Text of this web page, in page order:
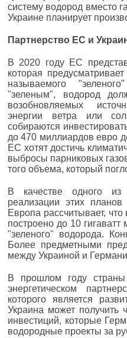
систему водород вместо
Украине планирует
Партнерство ЕС и
В 2020 году ЕС
которая
называемого
"зеленым", водород
возобновляемых
энергии ветра или
собираются
до 470 миллиардов евро
ЕС хотят достичь
выбросы парниковых
того объема, который
В качестве одного
реализации этих
Европа рассчитывает,
построено до 10
"зеленого" водорода.
Более предметными
между Украиной и
В прошлом году
энергетическом
которого является
Украина может получить
инвестиций, которые
водородные проекты за